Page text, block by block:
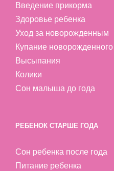
Введение прикорма
Здоровье ребенка
Уход за новорожденным
Купание новорожденного
Высыпания
Колики
Сон малыша до года
РЕБЕНОК СТАРШЕ ГОДА
Сон ребенка после года
Питание ребенка